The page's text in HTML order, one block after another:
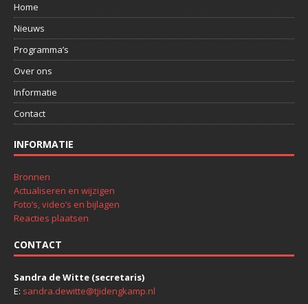
Home
Nieuws
Programma’s
Over ons
Informatie
Contact
INFORMATIE
Bronnen
Actualiseren en wijzigen
Foto’s, video’s en bijlagen
Reacties plaatsen
CONTACT
Sandra de Witte (secretaris)
E: sandra.dewitte@tjidengkamp.nl